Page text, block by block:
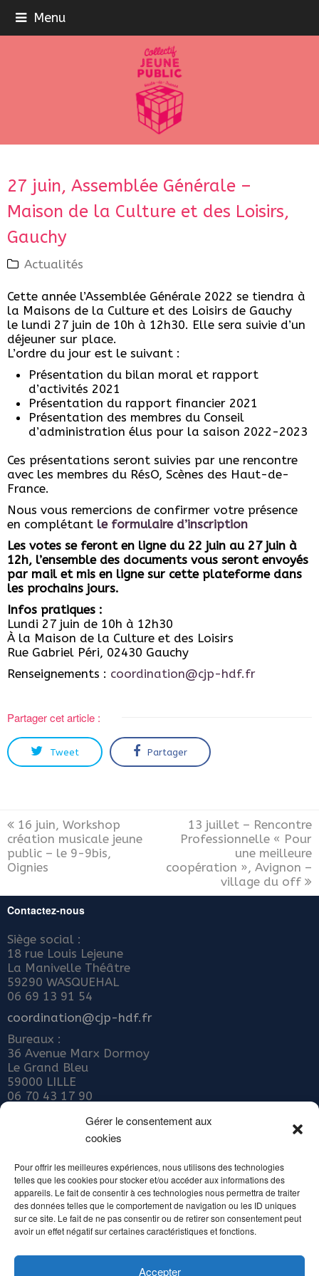
Gérer le consentement aux
cookies
Pour offrir les meilleures expériences, nous utilisons des technologies
telles que les cookies pour stocker et/ou accéder aux informations des
appareils. Le fait de consentir à ces technologies nous permettra de traiter
des données telles que le comportement de navigation ou les ID uniques
sur ce site. Le fait de ne pas consentir ou de retirer son consentement peut
avoir un effet négatif sur certaines caractéristiques et fonctions.
Accepter
Menu
27 juin, Assemblée Générale –
Maison de la Culture et des Loisirs,
Gauchy
Actualités
Cette année l’Assemblée Générale 2022 se tiendra à
la Maisons de la Culture et des Loisirs de Gauchy
le lundi 27 juin de 10h à 12h30. Elle sera suivie d’un
déjeuner sur place.
L’ordre du jour est le suivant :
Présentation du bilan moral et rapport
d’activités 2021
Présentation du rapport financier 2021
Présentation des membres du Conseil
d’administration élus pour la saison 2022-2023
Ces présentations seront suivies par une rencontre
avec les membres du RésO, Scènes des Haut-de-
France.
Nous vous remercions de confirmer votre présence
en complétant le formulaire d’inscription
Les votes se feront en ligne du 22 juin au 27 juin à
12h, l’ensemble des documents vous seront envoyés
par mail et mis en ligne sur cette plateforme dans
les prochains jours.
Infos pratiques :
Lundi 27 juin de 10h à 12h30
À la Maison de la Culture et des Loisirs
Rue Gabriel Péri, 02430 Gauchy
Renseignements : coordination@cjp-hdf.fr
Partager cet article :
Tweet Partager
16 juin, Workshop
création musicale jeune
public – le 9-9bis,
Oignies
13 juillet – Rencontre
Professionnelle « Pour
une meilleure
coopération », Avignon –
village du off
Contactez-nous
Siège social :
18 rue Louis Lejeune
La Manivelle Théâtre
59290 WASQUEHAL
06 69 13 91 54
coordination@cjp-hdf.fr
Bureaux :
36 Avenue Marx Dormoy
Le Grand Bleu
59000 LILLE
06 70 43 17 90
ADHÉRER AU COLLECTIF JEUNE PUBLIC
Inscrivez votre email ci-dessous